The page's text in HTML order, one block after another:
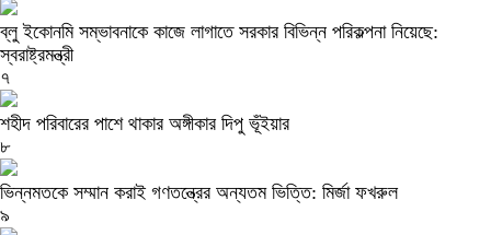
ব্লু ইকোনমি সম্ভাবনাকে কাজে লাগাতে সরকার বিভিন্ন পরিকল্পনা নিয়েছে:
স্বরাষ্ট্রমন্ত্রী
৭
শহীদ পরিবারের পাশে থাকার অঙ্গীকার দিপু ভূঁইয়ার
৮
ভিন্নমতকে সম্মান করাই গণতন্ত্রের অন্যতম ভিত্তি: মির্জা ফখরুল
৯